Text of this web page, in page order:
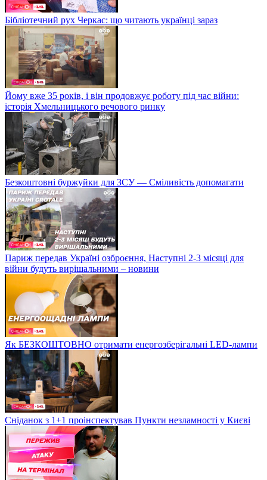
Бібліотечний рух Черкас: що читають українці зараз
Йому вже 35 років, і він продовжує роботу під час війни:
історія Хмельницького речового ринку
Безкоштовні буржуйки для ЗСУ — Сміливість допомагати
Париж передав Україні озброєння, Наступні 2-3 місяці для
війни будуть вирішальними – новини
Як БЕЗКОШТОВНО отримати енергозберігальні LED-лампи
Сніданок з 1+1 проінспектував Пункти незламності у Києві